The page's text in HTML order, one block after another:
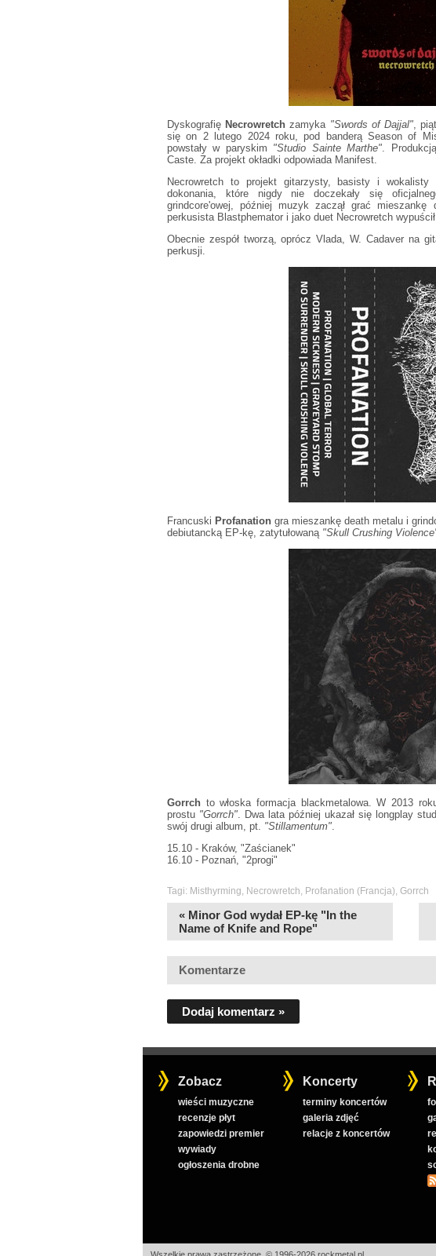
Dyskografię Necrowretch zamyka "Swords of Dajjal",
się on 2 lutego 2024 roku, pod banderą Season of
powstały w paryskim "Studio Sainte Marthe" .
Caste. Za projekt okładki odpowiada Manifest.
Necrowretch to projekt gitarzysty, basisty i wokalisty
dokonania, które nigdy nie doczekały się
grindcore'owej, później muzyk zaczął grać
perkusista Blastphemator i jako duet Necrowretch
Obecnie zespół tworzą, oprócz Vlada, W. Cadaver na
perkusji.
Francuski Profanation gra mieszankę death metalu i
debiutancką EP-kę, zatytułowaną "Skull Crushing
Gorrch to włoska formacja blackmetalowa. W 2013
prostu "Gorrch" . Dwa lata później ukazał się longplay
swój drugi album, pt. "Stillamentum"
15.10 - Kraków, "Zaścianek"
16.10 - Poznań, "2progi"
Tagi: Misthyrming Necrowretch Profanation (Francja) Gorrch
« Minor God wydał EP-kę "In the
Name of Knife and Rope"
Komentarze
Dodaj komentarz »
Zobacz
wieści muzyczne
recenzje płyt
zapowiedzi premier
wywiady
ogłoszenia drobne
Koncerty
terminy koncertów
galeria zdjęć
relacje z koncertów